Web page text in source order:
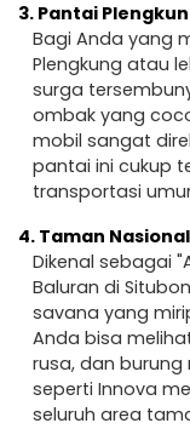
3. Pantai
Bagi Anda yang
Plengkung atau
surga
ombak yang
mobil sangat
pantai ini cukup
transportasi
4. Taman
Dikenal sebagai
Baluran di
savana yang
Anda bisa
rusa, dan burung
seperti Innova
seluruh area